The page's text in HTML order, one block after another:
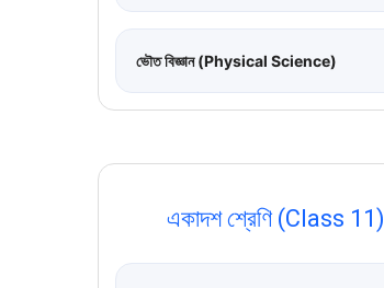
ভৌত বিজ্ঞান (Physical Science)
একাদশ শ্রেণি (Class 11)